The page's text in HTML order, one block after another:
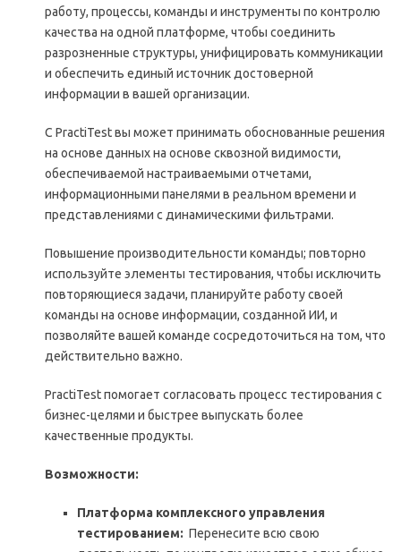
работу, процессы, команды и инструменты по контролю
качества на одной платформе, чтобы соединить
разрозненные структуры, унифицировать коммуникации
и обеспечить единый источник достоверной
информации в вашей организации.
С PractiTest вы может принимать обоснованные решения
на основе данных на основе сквозной видимости,
обеспечиваемой настраиваемыми отчетами,
информационными панелями в реальном времени и
представлениями с динамическими фильтрами.
Повышение производительности команды; повторно
используйте элементы тестирования, чтобы исключить
повторяющиеся задачи, планируйте работу своей
команды на основе информации, созданной ИИ, и
позволяйте вашей команде сосредоточиться на том, что
действительно важно.
PractiTest помогает согласовать процесс тестирования с
бизнес-целями и быстрее выпускать более
качественные продукты.
Возможности:
Платформа комплексного управления
тестированием: Перенесите всю свою